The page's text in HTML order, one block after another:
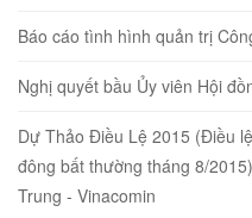
Báo cáo tình hình quản trị
Nghị quyết bầu Ủy viên Hội
Dự Thảo Điều Lệ 2015 (Điều
đông bất thường tháng 8/
Trung - Vinacomin